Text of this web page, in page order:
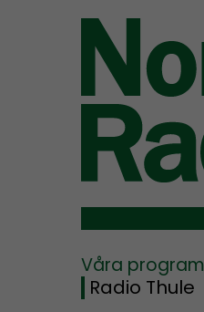
Våra program
Radio Thule